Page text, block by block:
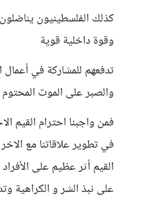
كذلك الفلسطينيون
وقوة داخلية قوية
تدفعهم للمشاركة في
والصبر على الموت
فمن واجبنا احترام القيم
في تطوير علاقاتنا مع
القيم أثر عظيم على
على نبذ الشر و الكراهية